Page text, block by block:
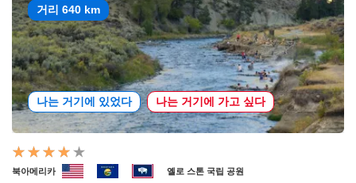
거리 640 km
나는 거기에 있었다 나는 거기에 가고 싶다
북아메리카 옐로 스톤 국립 공원